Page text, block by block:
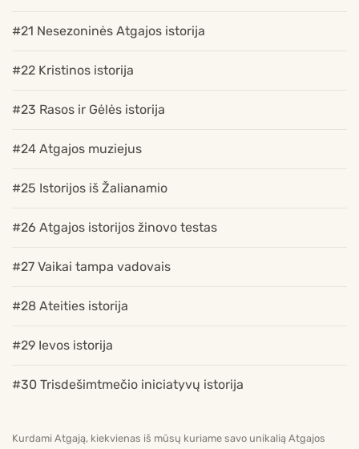
#21 Nesezoninės Atgajos istorija
#22 Kristinos istorija
#23 Rasos ir Gėlės istorija
#24 Atgajos muziejus
#25 Istorijos iš Žalianamio
#26 Atgajos istorijos žinovo testas
#27 Vaikai tampa vadovais
#28 Ateities istorija
#29 Ievos istorija
#30 Trisdešimtmečio iniciatyvų istorija
Kurdami Atgają, kiekvienas iš mūsų kuriame savo unikalią Atgajos